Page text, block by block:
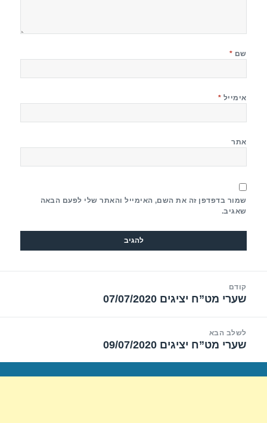
שם *
אימייל *
אתר
שמור בדפדפן זה את השם, האימייל והאתר שלי לפעם הבאה
שאגיב.
קודם
הפוסט
שערי מט”ח יציגים 07/07/2020
לשלב הבא
הפוסט
שערי מט”ח יציגים 09/07/2020